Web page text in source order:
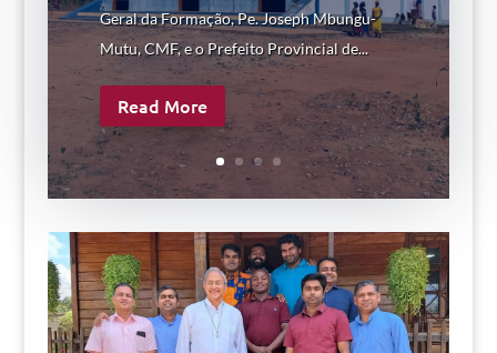
Geral da Formação, Pe. Joseph Mbungu-
Mutu, CMF, e o Prefeito Provincial de...
Read More